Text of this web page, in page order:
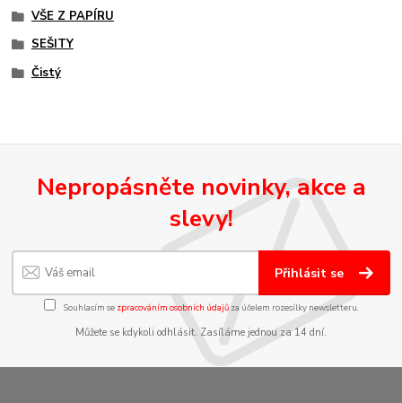
VŠE Z PAPÍRU
SEŠITY
Čistý
Nepropásněte novinky, akce a
slevy!
Přihlásit se
Souhlasím se zpracováním osobních údajůza účelem rozesílky newsletteru.
Můžete se kdykoli odhlásit. Zasíláme jednou za 14 dní.